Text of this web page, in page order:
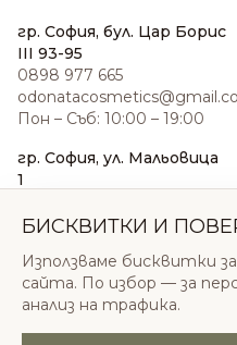
гр. София, бул. Цар Борис
III 93-95
0898 977 665
Пон – Съб: 10:00 – 19:00
гр. София, ул. Мальовица
1
Нед: 11:00 – 18:00
БИСКВИТКИ И
Използваме бисквитки
сайта. По избор — за
анализ на трафика.